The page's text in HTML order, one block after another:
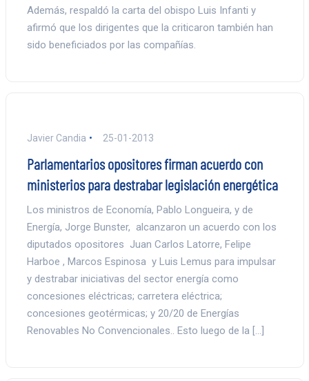
Además, respaldó la carta del obispo Luis Infanti y
afirmó que los dirigentes que la criticaron también han
sido beneficiados por las compañías.
Javier Candia 25-01-2013
Parlamentarios opositores firman acuerdo con
ministerios para destrabar legislación energética
Los ministros de Economía, Pablo Longueira, y de
Energía, Jorge Bunster, alcanzaron un acuerdo con los
diputados opositores Juan Carlos Latorre, Felipe
Harboe , Marcos Espinosa y Luis Lemus para impulsar
y destrabar iniciativas del sector energía como
concesiones eléctricas; carretera eléctrica;
concesiones geotérmicas; y 20/20 de Energías
Renovables No Convencionales.. Esto luego de la […]